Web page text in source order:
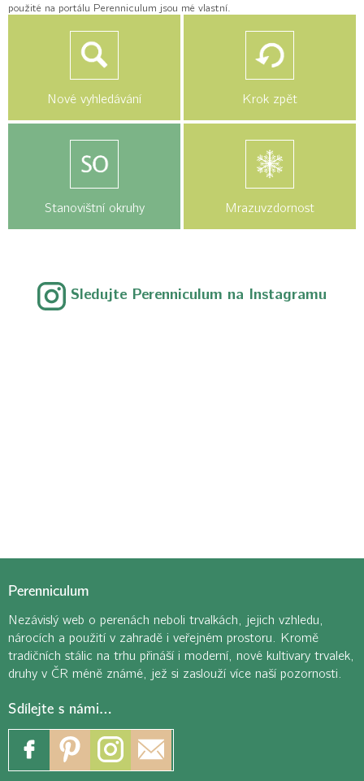
použité na portálu Perenniculum jsou mé vlastní.
Nové vyhledávání Krok zpět
Stanovištní okruhy Mrazuvzdornost
Sledujte Perenniculum na Instagramu
Perenniculum
Nezávislý web o perenách neboli trvalkách, jejich vzhledu,
nárocích a použití v zahradě i veřejném prostoru. Kromě
tradičních stálic na trhu přináší i moderní, nové kultivary trvalek,
druhy v ČR méně známé, jež si zaslouží více naší pozornosti.
Sdílejte s námi…